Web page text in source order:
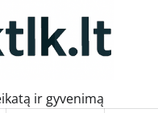
ir gyvenimą